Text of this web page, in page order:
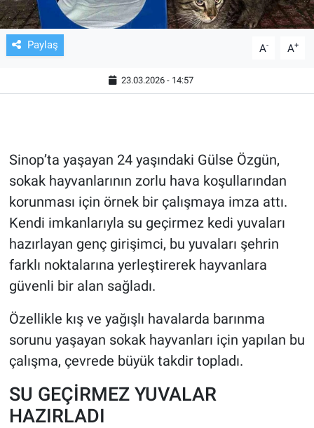
Paylaş A- A+
23.03.2026 - 14:57
Sinop’ta yaşayan 24 yaşındaki Gülse Özgün,
sokak hayvanlarının zorlu hava koşullarından
korunması için örnek bir çalışmaya imza attı.
Kendi imkanlarıyla su geçirmez kedi yuvaları
hazırlayan genç girişimci, bu yuvaları şehrin
farklı noktalarına yerleştirerek hayvanlara
güvenli bir alan sağladı.
Özellikle kış ve yağışlı havalarda barınma
sorunu yaşayan sokak hayvanları için yapılan bu
çalışma, çevrede büyük takdir topladı.
SU GEÇİRMEZ YUVALAR
HAZIRLADI
GENEL
KÜLTÜR SANAT
EĞİTİM
ÇEVRE
HABERDE İNSAN
POLİTİKA
SPOR
MAGAZİN
Bilim, Teknoloji